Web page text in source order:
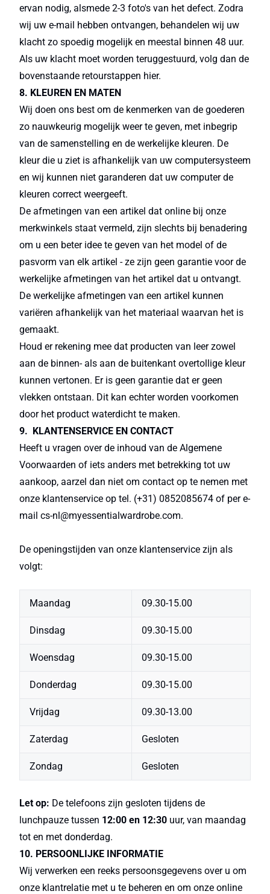
ervan nodig, alsmede 2-3 foto's van het defect. Zodra
wij uw e-mail hebben ontvangen, behandelen wij uw
klacht zo spoedig mogelijk en meestal binnen 48 uur.
Als uw klacht moet worden teruggestuurd, volg dan de
bovenstaande retourstappen hier.
8. KLEUREN EN MATEN
Wij doen ons best om de kenmerken van de goederen
zo nauwkeurig mogelijk weer te geven, met inbegrip
van de samenstelling en de werkelijke kleuren. De
kleur die u ziet is afhankelijk van uw computersysteem
en wij kunnen niet garanderen dat uw computer de
kleuren correct weergeeft.
De afmetingen van een artikel dat online bij onze
merkwinkels staat vermeld, zijn slechts bij benadering
om u een beter idee te geven van het model of de
pasvorm van elk artikel - ze zijn geen garantie voor de
werkelijke afmetingen van het artikel dat u ontvangt.
De werkelijke afmetingen van een artikel kunnen
variëren afhankelijk van het materiaal waarvan het is
gemaakt.
Houd er rekening mee dat producten van leer zowel
aan de binnen- als aan de buitenkant overtollige kleur
kunnen vertonen. Er is geen garantie dat er geen
vlekken ontstaan. Dit kan echter worden voorkomen
door het product waterdicht te maken.
9. KLANTENSERVICE EN CONTACT
Heeft u vragen over de inhoud van de Algemene
Voorwaarden of iets anders met betrekking tot uw
aankoop, aarzel dan niet om contact op te nemen met
onze klantenservice op tel. (+31) 0852085674 of per e-
mail cs-nl@myessentialwardrobe.com.
De openingstijden van onze klantenservice zijn als
volgt:
Maandag 09.30-15.00
Dinsdag 09.30-15.00
Woensdag 09.30-15.00
Donderdag 09.30-15.00
Vrijdag 09.30-13.00
Zaterdag Gesloten
Zondag Gesloten
Let op: De telefoons zijn gesloten tijdens de
lunchpauze tussen 12:00 en 12:30 uur, van maandag
tot en met donderdag.
10. PERSOONLIJKE INFORMATIE
Wij verwerken een reeks persoonsgegevens over u om
onze klantrelatie met u te beheren en om onze online